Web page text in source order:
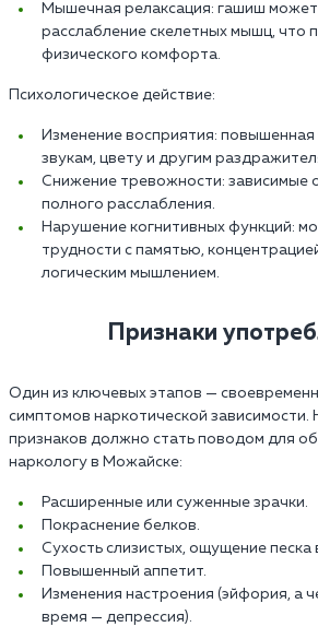
Мышечная релаксация: гашиш
расслабление скелетных мышц, что
физического комфорта.
Психологическое действие:
Изменение восприятия: повышенная
звукам, цвету и другим
Снижение тревожности: зависимые
полного расслабления.
Нарушение когнитивных функций:
трудности с памятью,
логическим мышлением.
Признаки
Один из ключевых этапов —
симптомов наркотической
признаков должно стать поводом для
наркологу в Можайске:
Расширенные или суженные зрачки.
Покраснение белков.
Сухость слизистых, ощущение песка
Повышенный аппетит.
Изменения настроения (эйфория, а
время — депрессия).